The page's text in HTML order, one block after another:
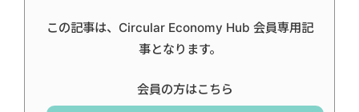
この記事は、Circular Economy Hub 会員専用記
事となります。
会員の方はこちら